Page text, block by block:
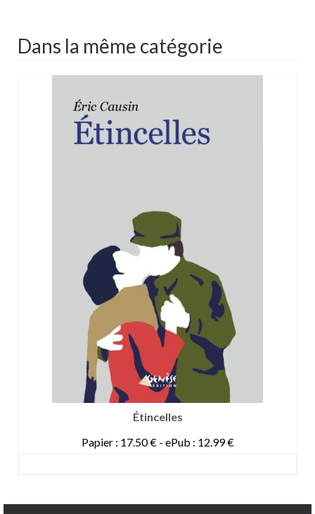
Dans la même catégorie
Étincelles
Papier : 17.50 € - ePub : 12.99 €